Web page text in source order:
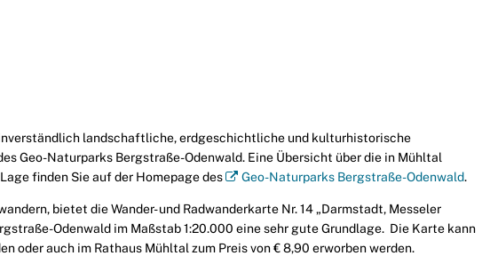
landschaftliche, erdgeschichtliche und kulturhistorische
Geo-Naturparks Bergstraße-Odenwald. Eine Übersicht über die in Mühltal
finden Sie auf der Homepage des
Geo-Naturparks Bergstraße-Odenwald.
bietet die Wander- und Radwanderkarte Nr. 14 „Darmstadt, Messeler
Odenwald im Maßstab 1:20.000 eine sehr gute Grundlage. Die Karte kann
oder auch im Rathaus Mühltal zum Preis von € 8,90 erworben werden.